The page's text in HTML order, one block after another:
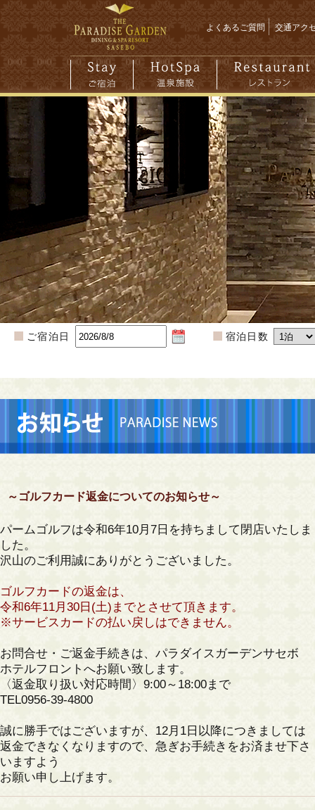
よくあるご質問 交通アク
ご宿泊日 宿泊日数
～ゴルフカード返金についてのお知らせ～
パームゴルフは令和6年10月7日を持ちまして閉店いたしま
した。
沢山のご利用誠にありがとうございました。
ゴルフカードの返金は、
令和6年11月30日(土)までとさせて頂きます。
※サービスカードの払い戻しはできません。
お問合せ・ご返金手続きは、パラダイスガーデンサセボ
ホテルフロントへお願い致します。
〈返金取り扱い対応時間〉9:00～18:00まで
TEL0956-39-4800
誠に勝手ではございますが、12月1日以降につきましては
返金できなくなりますので、急ぎお手続きをお済ませ下さ
いますよう
お願い申し上げます。